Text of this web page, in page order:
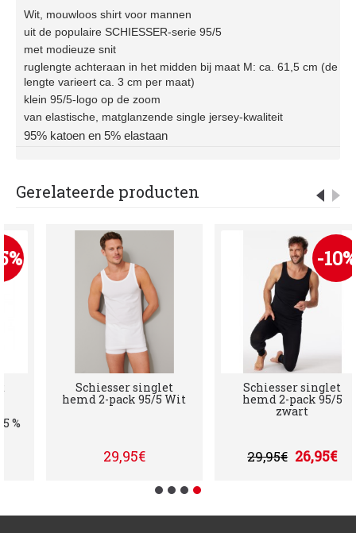
Wit, mouwloos shirt voor mannen
uit de populaire SCHIESSER-serie 95/5
met modieuze snit
ruglengte achteraan in het midden bij maat M: ca. 61,5 cm (de
lengte varieert ca. 3 cm per maat)
klein 95/5-logo op de zoom
van elastische, matglanzende single jersey-kwaliteit
95% katoen en 5% elastaan
Gerelateerde producten
Schiesser singlet
hemd 2-pack 95/5 Wit
29,95€
-10%
Schiesser singlet
hemd 2-pack 95/5
zwart
29,95€ 26,95€